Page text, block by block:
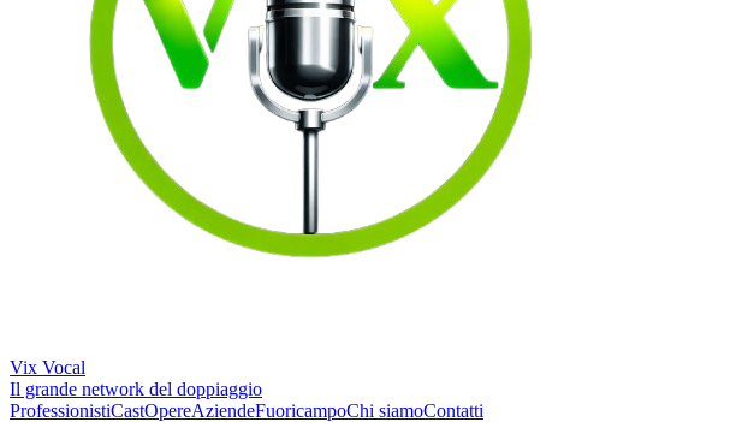
Vix Vocal
Il grande network del doppiaggio
ProfessionistiCastOpereAziendeFuoricampoChi siamoContatti